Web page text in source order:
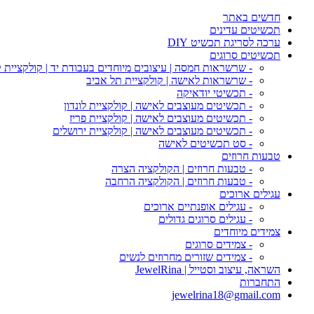
חדשים באתר
תכשיטים עדינים
ערכה לסריגת תכשיט DIY
תכשיטים סרוגים
- שרשראות חמסה | עיצובים מיוחדים בעבודת יד | קולקציית
- שרשראות לאישה | קולקציית תל אביב
- תכשיטי יודאיקה
- תכשיטים מעוצבים לאישה | קולקציית לונדון
- תכשיטים מעוצבים לאישה | קולקציית פריז
- תכשיטים מעוצבים לאישה | קולקציית ירושלים
- סט תכשיטים לאישה
טבעות חרוזים
- טבעות חרוזים | הקולקציה הצרה
- טבעות חרוזים | הקולקציה הרחבה
עגילים ארוכים
- עגילים אופנתיים ארוכים
- עגילים סרוגים גדולים
צמידים מיוחדים
- צמידים סרוגים
- צמידים שזורים מחרוזים לנשים
השראה, עיצוב וסטייל | JewelRina
התחברות
jewelrina18@gmail.com